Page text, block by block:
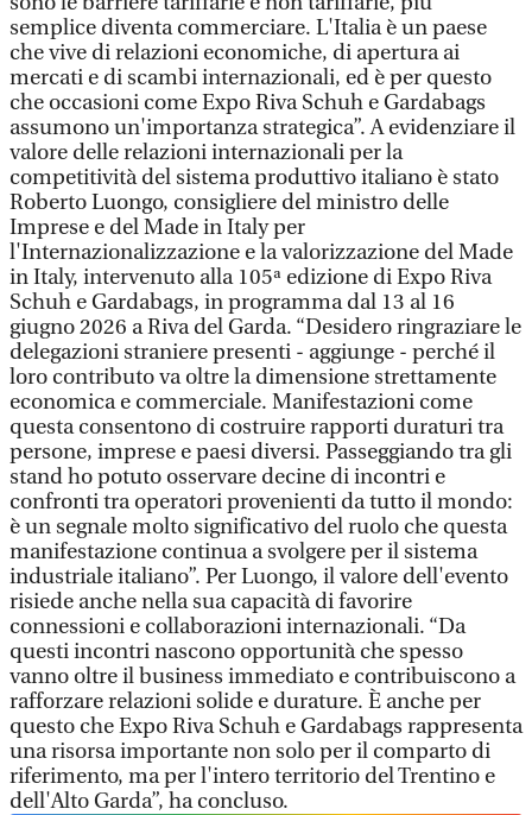
semplice diventa commerciare. L'Italia è un paese
che vive di relazioni economiche, di apertura ai
mercati e di scambi internazionali, ed è per questo
che occasioni come Expo Riva Schuh e Gardabags
assumono un'importanza strategica”. A evidenziare il
valore delle relazioni internazionali per la
competitività del sistema produttivo italiano è stato
Roberto Luongo, consigliere del ministro delle
Imprese e del Made in Italy per
l'Internazionalizzazione e la valorizzazione del Made
in Italy, intervenuto alla 105ª edizione di Expo Riva
Schuh e Gardabags, in programma dal 13 al 16
giugno 2026 a Riva del Garda. “Desidero ringraziare le
delegazioni straniere presenti - aggiunge - perché il
loro contributo va oltre la dimensione strettamente
economica e commerciale. Manifestazioni come
questa consentono di costruire rapporti duraturi tra
persone, imprese e paesi diversi. Passeggiando tra gli
stand ho potuto osservare decine di incontri e
confronti tra operatori provenienti da tutto il mondo:
è un segnale molto significativo del ruolo che questa
manifestazione continua a svolgere per il sistema
industriale italiano”. Per Luongo, il valore dell'evento
risiede anche nella sua capacità di favorire
connessioni e collaborazioni internazionali. “Da
questi incontri nascono opportunità che spesso
vanno oltre il business immediato e contribuiscono a
rafforzare relazioni solide e durature. È anche per
questo che Expo Riva Schuh e Gardabags rappresenta
una risorsa importante non solo per il comparto di
riferimento, ma per l'intero territorio del Trentino e
dell'Alto Garda”, ha concluso.